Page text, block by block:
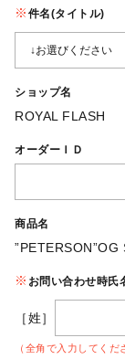
件名(タイトル)
ショップ名
ROYAL FLASH
オーダーＩＤ
商品名
お問い合わせ時氏
［姓］
（全角で入力してくだ